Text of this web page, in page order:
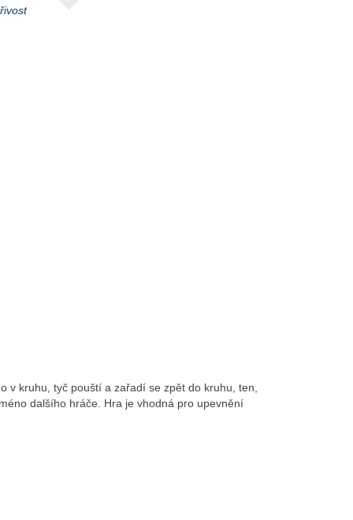
v kruhu, tyč pouští a zařadí se zpět do kruhu, ten,
dalšího hráče. Hra je vhodná pro upevnění